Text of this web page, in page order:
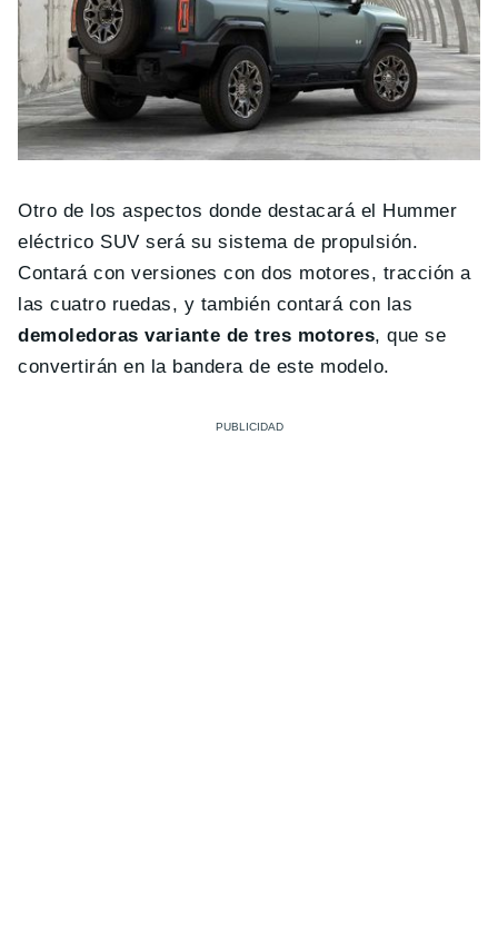
Otro de los aspectos donde destacará el Hummer
eléctrico SUV será su sistema de propulsión.
Contará con versiones con dos motores, tracción a
las cuatro ruedas, y también contará con las
demoledoras variante de tres motores, que se
convertirán en la bandera de este modelo.